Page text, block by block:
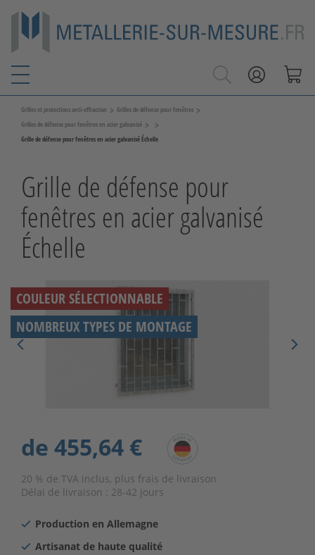
Grilles et protections anti-effraction > Grilles de défense pour fenêtres >
Grilles de défense pour fenêtres en acier galvanisé > >
Grille de défense pour fenêtres en acier galvanisé Échelle
Grille de défense pour
fenêtres en acier galvanisé
Échelle
COULEUR SÉLECTIONNABLE
NOMBREUX TYPES DE MONTAGE
de 455,64 €
20 % de TVA inclus, plus frais de livraison
Délai de livraison : 28-42 jours
Production en Allemagne
Artisanat de haute qualité